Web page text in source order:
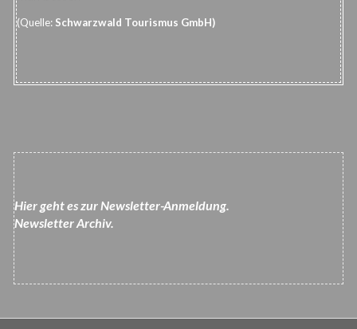
(Quelle: Schwarzwald Tourismus GmbH)
Hier geht es zur Newsletter-Anmeldung.
Newsletter Archiv.